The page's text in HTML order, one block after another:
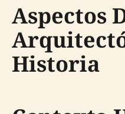
Aspectos
Historia